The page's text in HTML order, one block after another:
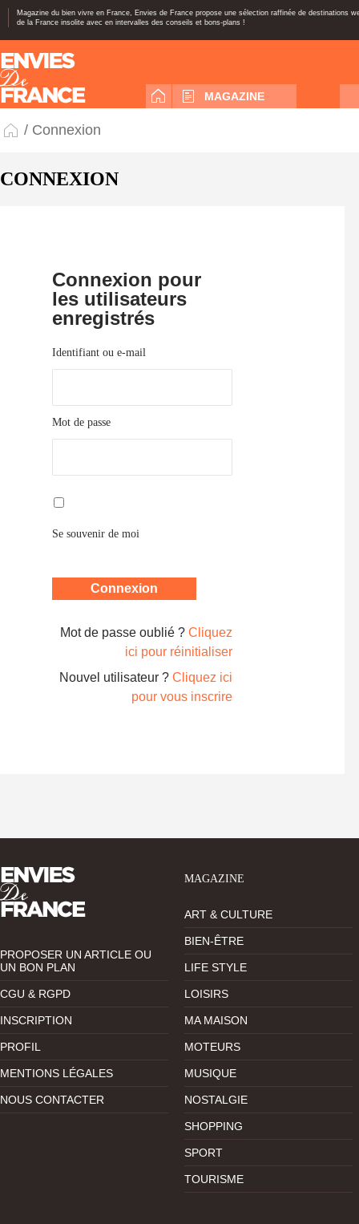
Magazine du bien vivre en France, Envies de France propose une sélection raffinée de destinations
de la France insolite avec en intervalles des conseils et bons-plans !
MAGAZINE
/ Connexion
CONNEXION
Connexion pour
les utilisateurs
enregistrés
Identifiant ou e-mail
Mot de passe
Se souvenir de moi
Mot de passe oublié ? Cliquez
ici pour réinitialiser
Nouvel utilisateur ? Cliquez ici
pour vous inscrire
PROPOSER UN ARTICLE OU
UN BON PLAN
CGU & RGPD
INSCRIPTION
PROFIL
MENTIONS LÉGALES
NOUS CONTACTER
MAGAZINE
ART & CULTURE
BIEN-ÊTRE
LIFE STYLE
LOISIRS
MA MAISON
MOTEURS
MUSIQUE
NOSTALGIE
SHOPPING
SPORT
TOURISME